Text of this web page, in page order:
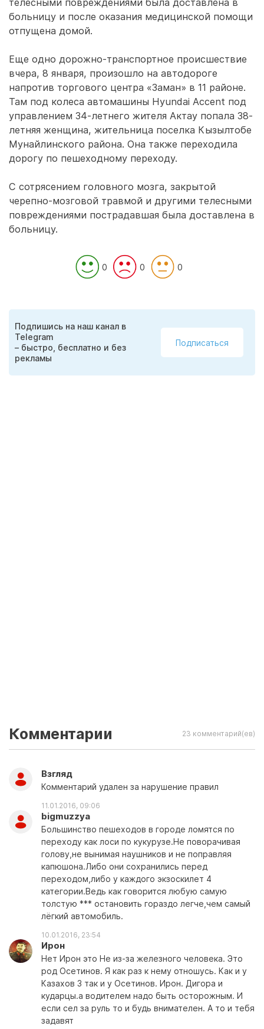
телесными повреждениями была доставлена в
больницу и после оказания медицинской помощи
отпущена домой.
Еще одно дорожно-транспортное происшествие
вчера, 8 января, произошло на автодороге
напротив торгового центра «Заман» в 11 районе.
Там под колеса автомашины Hyundai Accent под
управлением 34-летнего жителя Актау попала 38-
летняя женщина, жительница поселка Кызылтобе
Мунайлинского района. Она также переходила
дорогу по пешеходному переходу.
С сотрясением головного мозга, закрытой
черепно-мозговой травмой и другими телесными
повреждениями пострадавшая была доставлена в
больницу.
0 0 0
Подпишись на наш канал в
Telegram
– быстро, бесплатно и без
рекламы
Подписаться
Комментарии 23 комментарий(ев)
Взгляд
Комментарий удален за нарушение правил
11.01.2016, 09:06
bigmuzzya
Большинство пешеходов в городе ломятся по
переходу как лоси по кукурузе.Не поворачивая
голову,не вынимая наушников и не поправляя
капюшона.Либо они сохранились перед
переходом,либо у каждого экзоскилет 4
категории.Ведь как говорится любую самую
толстую *** остановить гораздо легче,чем самый
лёгкий автомобиль.
10.01.2016, 23:54
Ирон
Нет Ирон это Не из-за железного человека. Это
род Осетинов. Я как раз к нему отношусь. Как и у
Казахов 3 так и у Осетинов. Ирон. Дигора и
кударцы.а водителем надо быть осторожным. И
если сел за руль то и будь внимателен. А то и тебя
задавят